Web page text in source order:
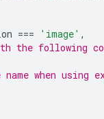
=== 'image' ,
the following
when using